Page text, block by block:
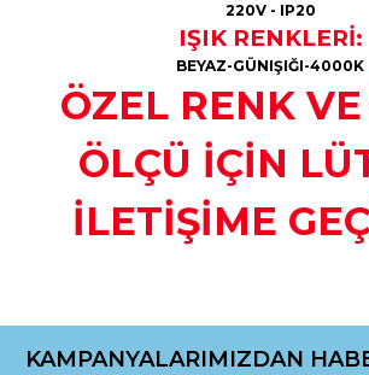
220V - IP20
IŞIK RENKLERİ:
BEYAZ-GÜNIŞIĞI-4000K
ÖZEL RENK
ÖLÇÜ İÇİN
İLETİŞİME
konularda yetersiz gördüğünüz noktaları
Görüş ve önerileriniz için teşekkür ederiz.
KAMPANYALARIMIZDAN